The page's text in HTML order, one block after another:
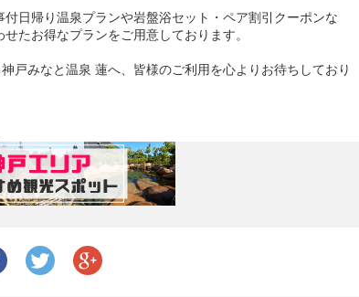
日帰り温泉プランや岩盤浴セット・ペア割引クーポンな
たお得なプランをご用意しております。
戸みなと温泉 蓮へ、皆様のご利用を心よりお待ちしており